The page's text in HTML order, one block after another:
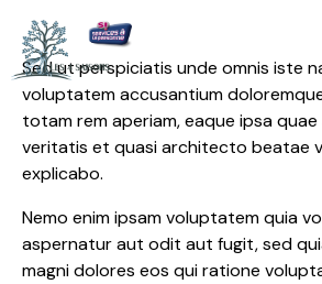
Sed ut perspiciatis unde omnis iste
voluptatem accusantium
totam rem aperiam, eaque ipsa
veritatis et quasi architecto beatae
explicabo.
Nemo enim ipsam voluptatem quia
aspernatur aut odit aut fugit, sed
magni dolores eos qui ratione